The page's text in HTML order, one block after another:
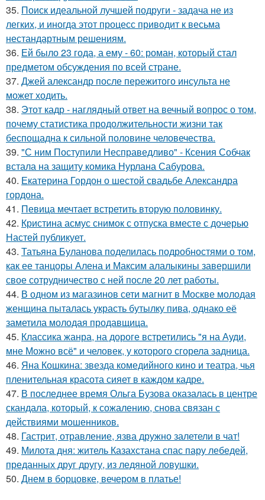
35. Поиск идеальной лучшей подруги - задача не из
легких, и иногда этот процесс приводит к весьма
нестандартным решениям.
36. Ей было 23 года, а ему - 60: роман, который стал
предметом обсуждения по всей стране.
37. Джей александр после пережитого инсульта не
может ходить.
38. Этот кадр - наглядный ответ на вечный вопрос о том,
почему статистика продолжительности жизни так
беспощадна к сильной половине человечества.
39. "С ним Поступили Несправедливо" - Ксения Собчак
встала на защиту комика Нурлана Сабурова.
40. Екатерина Гордон о шестой свадьбе Александра
гордона.
41. Певица мечтает встретить вторую половинку.
42. Кристина асмус снимок с отпуска вместе с дочерью
Настей публикует.
43. Татьяна Буланова поделилась подробностями о том,
как ее танцоры Алена и Максим алалыкины завершили
свое сотрудничество с ней после 20 лет работы.
44. В одном из магазинов сети магнит в Москве молодая
женщина пыталась украсть бутылку пива, однако её
заметила молодая продавщица.
45. Классика жанра, на дороге встретились "я на Ауди,
мне Можно всё" и человек, у которого сгорела задница.
46. Яна Кошкина: звезда комедийного кино и театра, чья
пленительная красота сияет в каждом кадре.
47. В последнее время Ольга Бузова оказалась в центре
скандала, который, к сожалению, снова связан с
действиями мошенников.
48. Гастрит, отравление, язва дружно залетели в чат!
49. Милота дня: житель Казахстана спас пару лебедей,
преданных друг другу, из ледяной ловушки.
50. Днем в борцовке, вечером в платье!